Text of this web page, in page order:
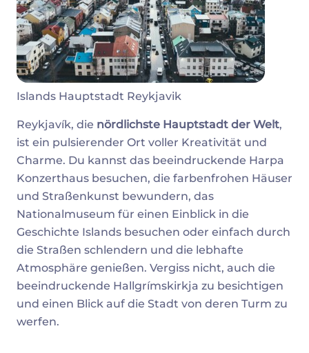
Islands Hauptstadt Reykjavik
Reykjavík, die nördlichste Hauptstadt der Welt,
ist ein pulsierender Ort voller Kreativität und
Charme. Du kannst das beeindruckende Harpa
Konzerthaus besuchen, die farbenfrohen Häuser
und Straßenkunst bewundern, das
Nationalmuseum für einen Einblick in die
Geschichte Islands besuchen oder einfach durch
die Straßen schlendern und die lebhafte
Atmosphäre genießen. Vergiss nicht, auch die
beeindruckende Hallgrímskirkja zu besichtigen
und einen Blick auf die Stadt von deren Turm zu
werfen.